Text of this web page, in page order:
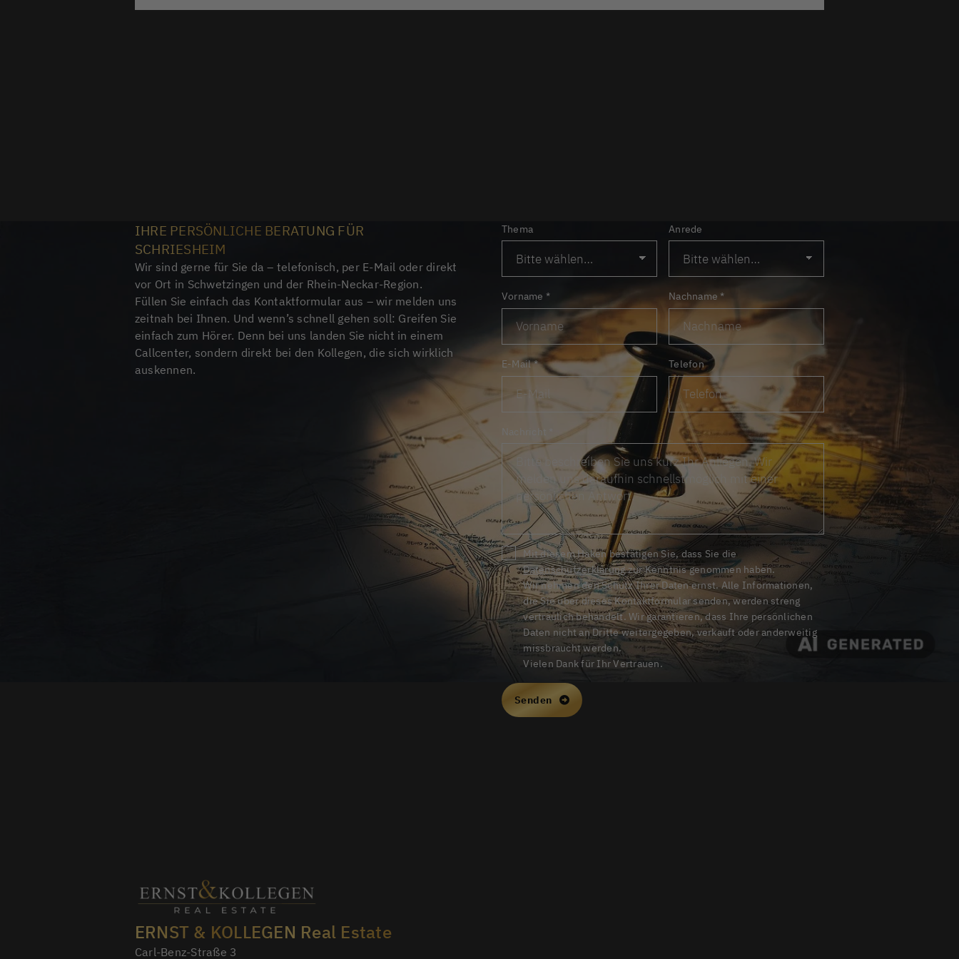
IHRE PERSÖNLICHE BERATUNG FÜR
SCHRIESHEIM
Wir sind gerne für Sie da – telefonisch, per E-Mail oder direkt
vor Ort in Schwetzingen und der Rhein-Neckar-Region.
Füllen Sie einfach das Kontaktformular aus – wir melden uns
zeitnah bei Ihnen. Und wenn’s schnell gehen soll: Greifen Sie
einfach zum Hörer. Denn bei uns landen Sie nicht in einem
Callcenter, sondern direkt bei den Kollegen, die sich wirklich
auskennen.
Thema Anrede
Vorname * Nachname *
E-Mail* Telefon
Nachricht
Mit diesem Haken bestätigen Sie, dass Sie die
Datenschutzerklärungzur Kenntnis genommen haben.
Wir nehmen den Schutz Ihrer Daten ernst. Alle Informationen,
die Sie über dieses Kontaktformular senden, werden streng
vertraulich behandelt. Wir garantieren, dass Ihre persönlichen
Daten nicht an Dritte weitergegeben, verkauft oder anderweitig
missbraucht werden.
Vielen Dank für Ihr Vertrauen.
Senden
ERNST & KOLLEGEN Real Estate
Carl-Benz-Straße 3